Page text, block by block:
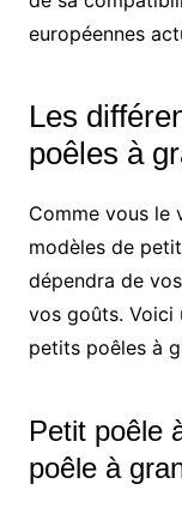
européennes
Les
poêles à
Comme vous le
modèles de
dépendra de
vos goûts.
petits poêles à
Petit poêle
poêle à